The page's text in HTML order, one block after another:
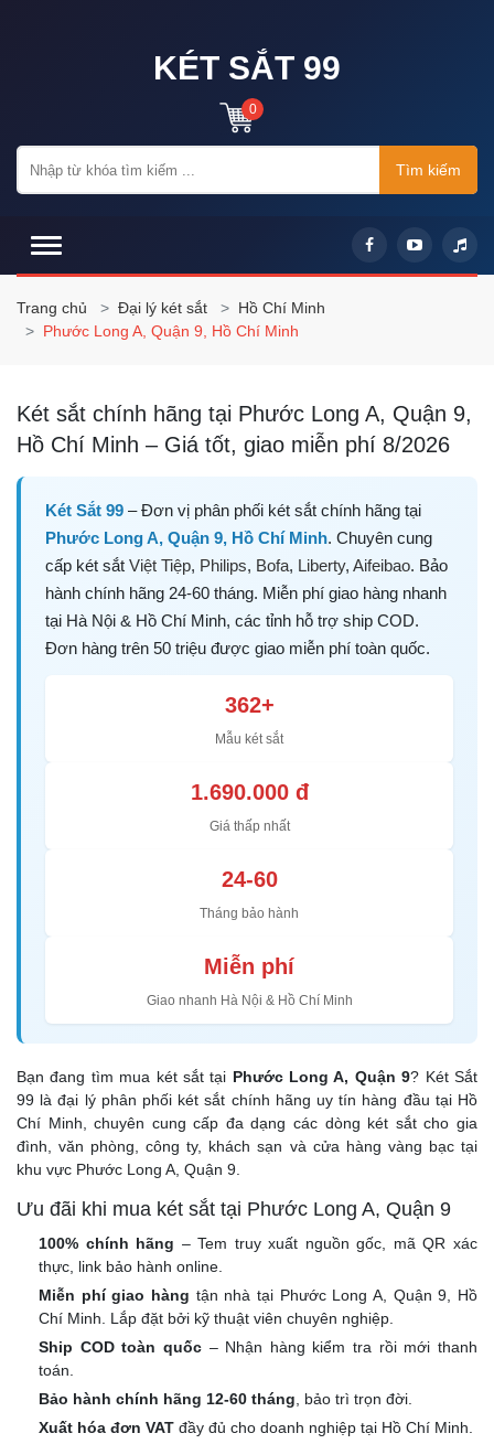
KÉT SẮT 99
0
Tìm kiếm
Trang chủ Đại lý két sắt
Hồ Chí Minh
Phước Long A, Quận 9, Hồ Chí Minh
Két sắt chính hãng tại Phước Long A, Quận 9,
Hồ Chí Minh – Giá tốt, giao miễn phí 8/2026
Két Sắt 99 – Đơn vị phân phối két sắt chính hãng tại
Phước Long A, Quận 9, Hồ Chí Minh. Chuyên cung
cấp két sắt Việt Tiệp, Philips, Bofa, Liberty, Aifeibao. Bảo
hành chính hãng 24-60 tháng. Miễn phí giao hàng nhanh
tại Hà Nội & Hồ Chí Minh, các tỉnh hỗ trợ ship COD.
Đơn hàng trên 50 triệu được giao miễn phí toàn quốc.
362+
Mẫu két sắt
1.690.000 đ
Giá thấp nhất
24-60
Tháng bảo hành
Miễn phí
Giao nhanh Hà Nội & Hồ Chí Minh
Bạn đang tìm mua két sắt tại Phước Long A, Quận 9? Két Sắt
99 là đại lý phân phối két sắt chính hãng uy tín hàng đầu tại Hồ
Chí Minh, chuyên cung cấp đa dạng các dòng két sắt cho gia
đình, văn phòng, công ty, khách sạn và cửa hàng vàng bạc tại
khu vực Phước Long A, Quận 9.
Ưu đãi khi mua két sắt tại Phước Long A, Quận 9
100% chính hãng – Tem truy xuất nguồn gốc, mã QR xác
thực, link bảo hành online.
Miễn phí giao hàng tận nhà tại Phước Long A, Quận 9, Hồ
Chí Minh. Lắp đặt bởi kỹ thuật viên chuyên nghiệp.
Ship COD toàn quốc– Nhận hàng kiểm tra rồi mới thanh
toán.
Bảo hành chính hãng 12-60 tháng , bảo trì trọn đời.
Xuất hóa đơn VAT đầy đủ cho doanh nghiệp tại Hồ Chí Minh.